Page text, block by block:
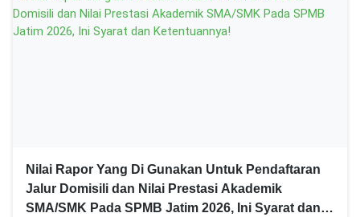
Nilai Rapor Yang Di Gunakan Untuk Pendaftaran
Jalur Domisili dan Nilai Prestasi Akademik
SMA/SMK Pada SPMB Jatim 2026, Ini Syarat dan